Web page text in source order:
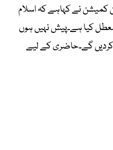
کمیشن نے کہاہے کہ اسلام
کیا ہے۔پیش نہیں ہوں
گے۔حاضری کے لیے